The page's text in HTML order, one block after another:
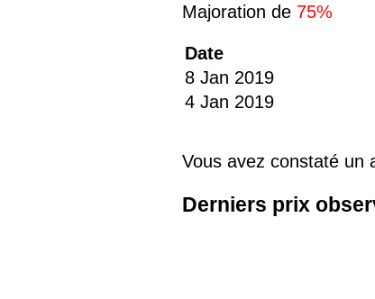
Majoration de 75%
Date
8 Jan 2019
4 Jan 2019
Vous avez constaté un
Derniers prix